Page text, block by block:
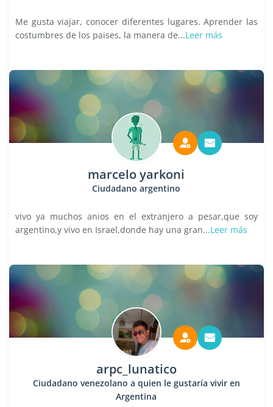
Me gusta viajar, conocer diferentes lugares. Aprender las
costumbres de los paises, la manera de...Leer más
marcelo yarkoni
Ciudadano argentino
vivo ya muchos anios en el extranjero a pesar,que soy
argentino,y vivo en Israel,donde hay una gran...Leer más
arpc_lunatico
Ciudadano venezolano a quien le gustaría vivir en
Argentina